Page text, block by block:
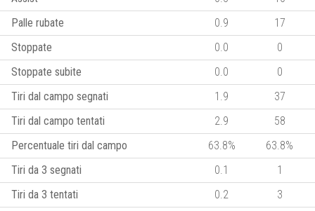
Palle rubate
0.9
17
Stoppate
0.0
0
Stoppate subite
0.0
0
Tiri dal campo segnati
1.9
37
Tiri dal campo tentati
2.9
58
Percentuale tiri dal campo
63.8%
63.8%
Tiri da 3 segnati
0.1
1
Tiri da 3 tentati
0.2
3